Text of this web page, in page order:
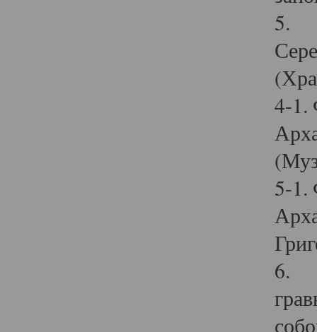
5.
4-1.
5-1.
6.